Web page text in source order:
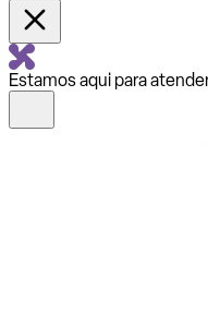
Estamos aqui para